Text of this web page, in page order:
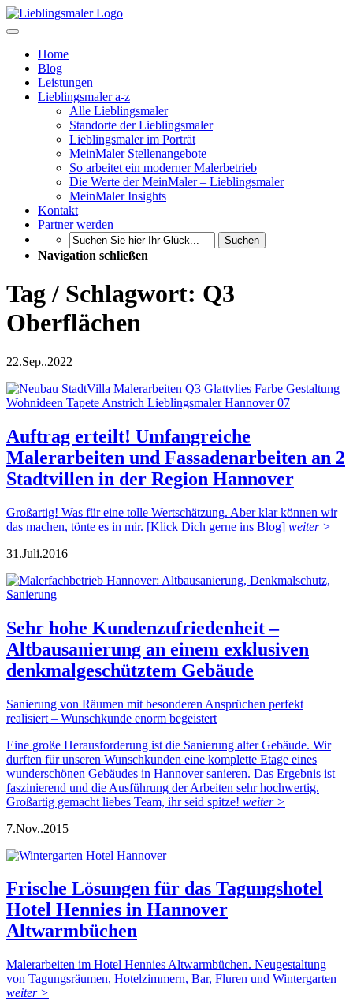
Home
Blog
Leistungen
Lieblingsmaler a-z
Alle Lieblingsmaler
Standorte der Lieblingsmaler
Lieblingsmaler im Porträt
MeinMaler Stellenangebote
So arbeitet ein moderner Malerbetrieb
Die Werte der MeinMaler – Lieblingsmaler
MeinMaler Insights
Kontakt
Partner werden
Suchen
Navigation schließen
Tag / Schlagwort: Q3
Oberflächen
22.Sep..2022
Auftrag erteilt! Umfangreiche
Malerarbeiten und Fassadenarbeiten an 2
Stadtvillen in der Region Hannover
Großartig! Was für eine tolle Wertschätzung. Aber klar können wir
das machen, tönte es in mir. [Klick Dich gerne ins Blog] weiter >
31.Juli.2016
Sehr hohe Kundenzufriedenheit –
Altbausanierung an einem exklusiven
denkmalgeschütztem Gebäude
Sanierung von Räumen mit besonderen Ansprüchen perfekt
realisiert – Wunschkunde enorm begeistert
Eine große Herausforderung ist die Sanierung alter Gebäude. Wir
durften für unseren Wunschkunden eine komplette Etage eines
wunderschönen Gebäudes in Hannover sanieren. Das Ergebnis ist
faszinierend und die Ausführung der Arbeiten sehr hochwertig.
Großartig gemacht liebes Team, ihr seid spitze! weiter >
7.Nov..2015
Frische Lösungen für das Tagungshotel
Hotel Hennies in Hannover
Altwarmbüchen
Malerarbeiten im Hotel Hennies Altwarmbüchen. Neugestaltung
von Tagungsräumen, Hotelzimmern, Bar, Fluren und Wintergarten
weiter >